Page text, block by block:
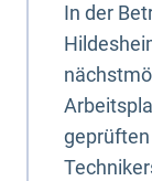
In der